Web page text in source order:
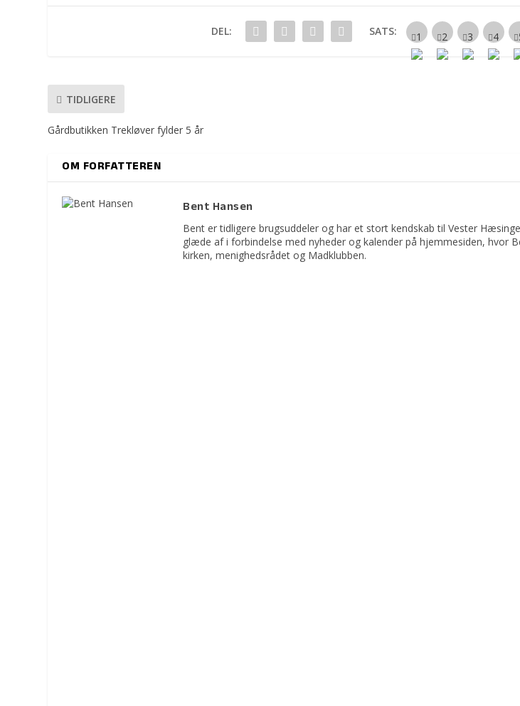
DEL: SATS:
TIDLIGERE
Gårdbutikken Trekløver fylder 5 år
OM FORFATTEREN
Bent Hansen
Bent er tidligere brugsuddeler og har et stort kendskab til Vester
glæde af i forbindelse med nyheder og kalender på hjemmesiden, hvor
kirken, menighedsrådet og Madklubben.